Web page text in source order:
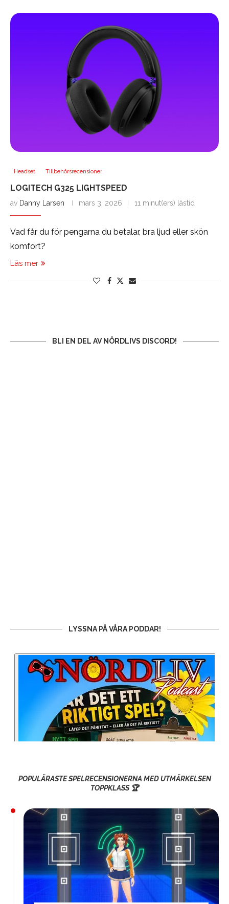
Headset Tillbehörsrecensioner
LOGITECH G325 LIGHTSPEED
av Danny Larsen mars 3, 2026 11 minut(ers) lästid
Vad får du för pengarna du betalar, bra ljud eller skön
komfort?
Läs mer
BLI EN DEL AV NÖRDLIVS DISCORD!
LYSSNA PÅ VÅRA PODDAR!
POPULÄRASTE SPELRECENSIONERNA MED UTMÄRKELSEN
TOPPKLASS 🏆